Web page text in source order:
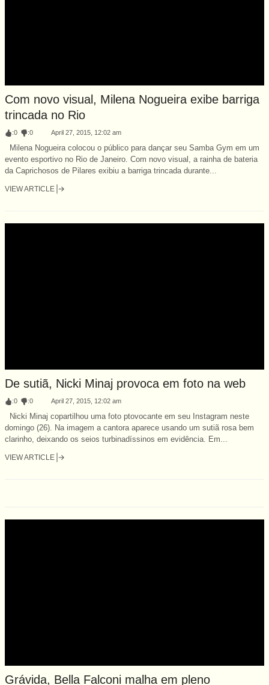
Com novo visual, Milena Nogueira exibe barriga
trincada no Rio
:0 :0 April 27, 2015, 12:02 am
Milena Nogueira colocou o público para dançar seu Samba Gym em um
evento esportivo no Rio de Janeiro. Com novo visual, a rainha de bateria
da Caprichosos de Pilares exibiu a barriga trincada durante...
VIEW ARTICLE
De sutiã, Nicki Minaj provoca em foto na web
:0 :0 April 27, 2015, 12:02 am
Nicki Minaj copartilhou uma foto ptovocante em seu Instagram neste
domingo (26). Na imagem a cantora aparece usando um sutiã rosa bem
clarinho, deixando os seios turbinadíssinos em evidência. Em...
VIEW ARTICLE
Grávida, Bella Falconi malha em pleno